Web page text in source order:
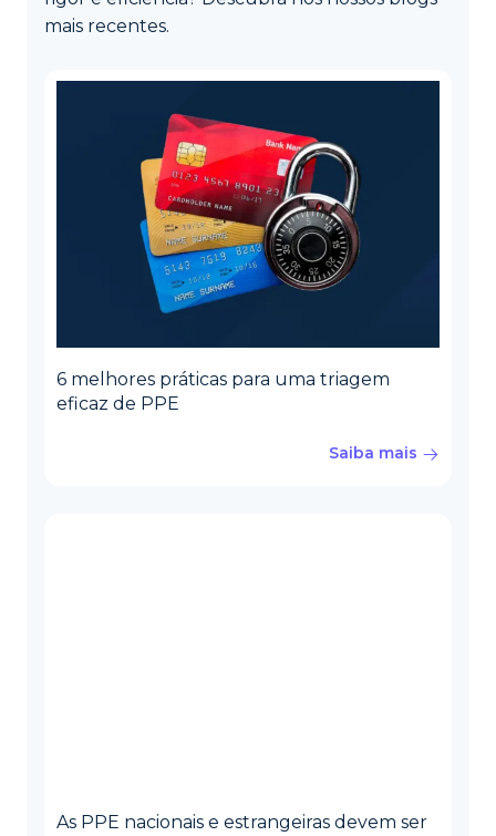
mais recentes.
6 melhores práticas para uma triagem
eficaz de PPE
Saiba mais
As PPE nacionais e estrangeiras devem ser